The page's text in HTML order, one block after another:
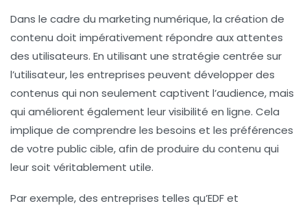
Dans le cadre du marketing numérique, la création de
contenu doit impérativement répondre aux attentes
des utilisateurs. En utilisant une stratégie centrée sur
l’utilisateur, les entreprises peuvent développer des
contenus qui non seulement captivent l’audience, mais
qui améliorent également leurvisibilité en ligne. Cela
implique de comprendre les besoins et les préférences
de votre public cible, afin de produire du contenu qui
leur soit véritablement utile.
Par exemple, des entreprises telles qu’EDF et